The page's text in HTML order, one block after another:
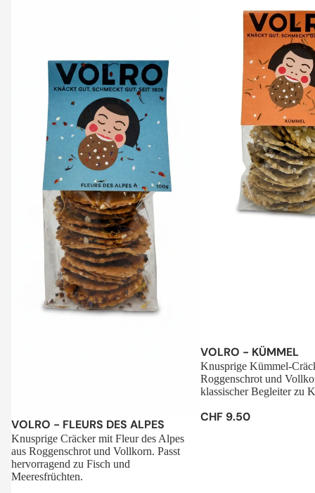
Sale
VOLRO - FLEURS DES ALPES
Knusprige Cräcker mit Fleur des Alpes
aus Roggenschrot und Vollkorn. Passt
hervorragend zu Fisch und
Meeresfrüchten.
VOLRO - KÜMMEL
Knusprige Kümmel-
Roggenschrot und
klassischer Begleiter zu
CHF 9.50